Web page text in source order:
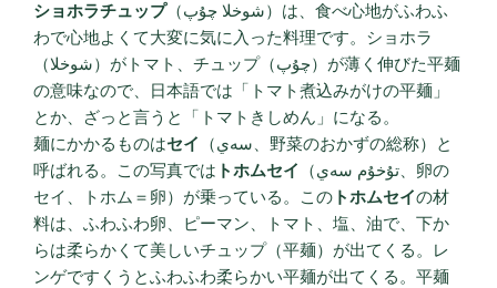
ショホラチュップ（شوخلا چۇپ）は、食べ心地がふわふ
わで心地よくて大変に気に入った料理です。ショホラ
（شوخلا）がトマト、チュップ（چۇپ）が薄く伸びた平麺
の意味なので、日本語では「トマト煮込みがけの平麺」
とか、ざっと言うと「トマトきしめん」になる。
麺にかかるものはセイ
（سەي、野菜のおかずの総称）と
呼ばれる。この写真では トホムセイ
（تۇخۇم سەي、卵の
セイ、トホム＝卵）が乗っている。この トホムセイの材
料は、ふわふわ卵、ピーマン、トマト、塩、油で、下か
らは柔らかくて美しいチュップ（平麺）が出てくる。レ
ンゲですくうとふわふわ柔らかい平麺が出てくる。平麺